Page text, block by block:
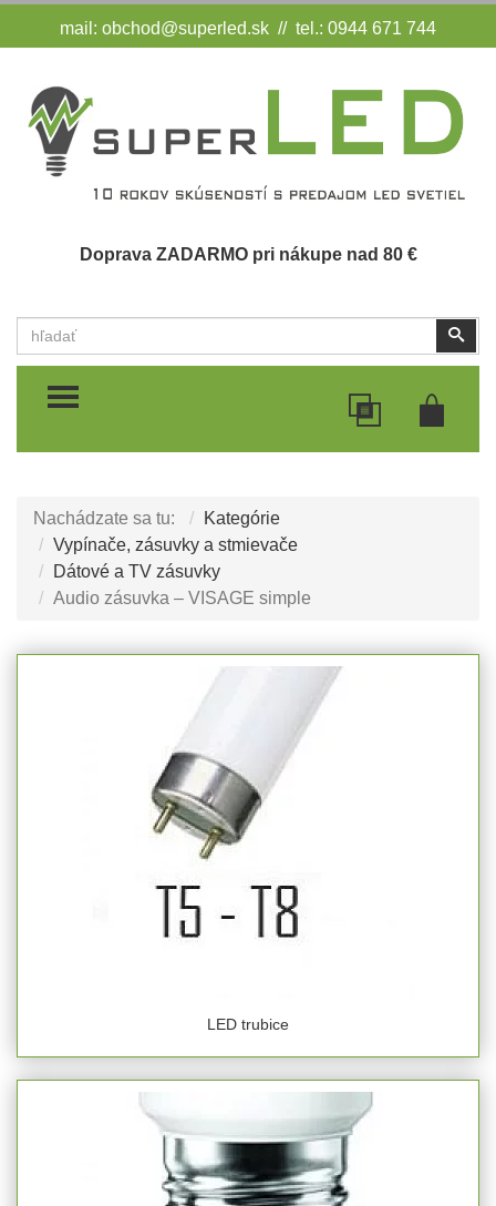
mail: obchod@superled.sk // tel.: 0944 671 744
Doprava ZADARMO pri nákupe nad 80 €
Vyhľadať
TOGGLE MENU
Nachádzate sa tu:
Kategórie
Vypínače, zásuvky a stmievače
Dátové a TV zásuvky
Audio zásuvka – VISAGE simple
LED trubice